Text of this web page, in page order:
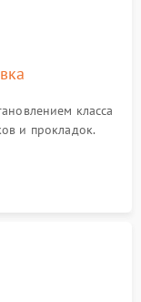
класса
и прокладок.
эталонному
температур.